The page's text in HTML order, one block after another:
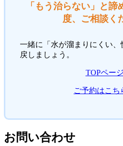
「もう治らない」と
度、ご相談く
一緒に「水が溜まりにくい、
戻しましょう。
TOPページ
ご予約はこち
お問い合わせ